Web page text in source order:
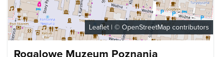
Leaflet | © OpenStreetMapcontributors
Rogalowe Muzeum Poznania